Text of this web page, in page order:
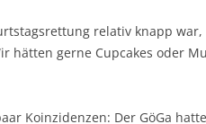
relativ knapp
hätten gerne Cupcakes oder
Koinzidenzen: Der GöGa